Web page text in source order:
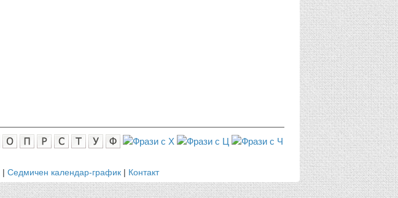
| Седмичен календар-график | Контакт